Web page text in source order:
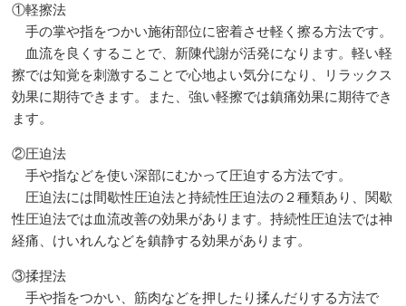
①軽擦法
手の掌や指をつかい施術部位に密着させ軽く擦る方法です。
血流を良くすることで、新陳代謝が活発になります。軽い軽
擦では知覚を刺激することで心地よい気分になり、リラックス
効果に期待できます。また、強い軽擦では鎮痛効果に期待でき
ます。
②圧迫法
手や指などを使い深部にむかって圧迫する方法です。
圧迫法には間歇性圧迫法と持続性圧迫法の２種類あり、関歇
性圧迫法では血流改善の効果があります。持続性圧迫法では神
経痛、けいれんなどを鎮静する効果があります。
③揉捏法
手や指をつかい、筋肉などを押したり揉んだりする方法で